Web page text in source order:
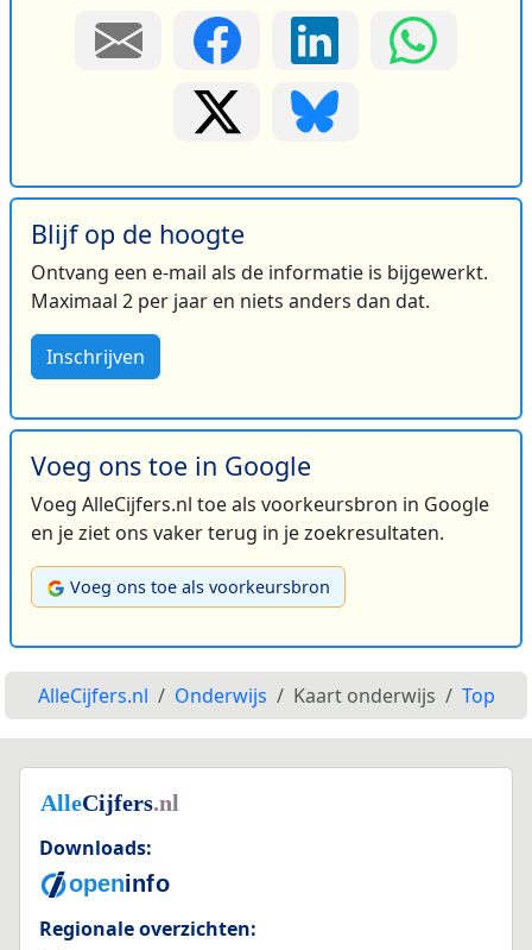
Blijf op de hoogte
Ontvang een e-mail als de informatie is bijgewerkt.
Maximaal 2 per jaar en niets anders dan dat.
Inschrijven
Voeg ons toe in Google
Voeg AlleCijfers.nl toe als voorkeursbron in Google
en je ziet ons vaker terug in je zoekresultaten.
Voeg ons toe als voorkeursbron
AlleCijfers.nl Onderwijs Kaart onderwijs Top
Downloads:
Regionale overzichten: